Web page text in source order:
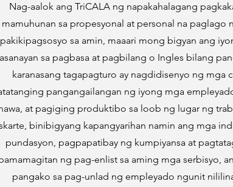
Nag-aalok ang TriCALA ng napakahalagang
mamuhunan sa propesyonal at personal na
pakikipagsosyo sa amin, maaari mong bigyan ang
sa pagbasa at pagbilang o Ingles bilang
karanasang tagapagturo ay nagdidisenyo ng
pangangailangan ng iyong mga
at pagiging produktibo sa loob ng lugar ng
binibigyang kapangyarihan namin ang mga
pundasyon, pagpapatibay ng kumpiyansa at
ng pag-enlist sa aming mga serbisyo,
pangako sa pag-unlad ng empleyado ngunit